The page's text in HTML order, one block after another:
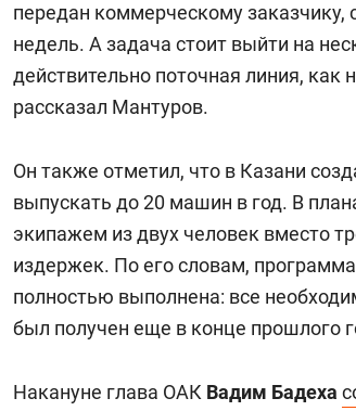
передан коммерческому
недель. А задача стоит выйти на
действительно поточная линия, как
рассказал Мантуров.
Он также отметил, что в Казани
выпускать до 20 машин в год. В
экипажем из двух человек вместо
издержек. По его словам,
полностью выполнена: все
был получен еще в конце прошлого
Накануне глава ОАК Вадим Бадеха